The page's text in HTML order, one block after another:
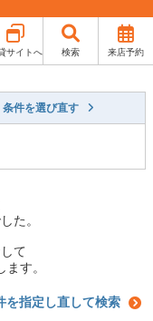
サイトへ 検索 来店予約
条件を選び直す
た。
て
す。
を指定し直して検索